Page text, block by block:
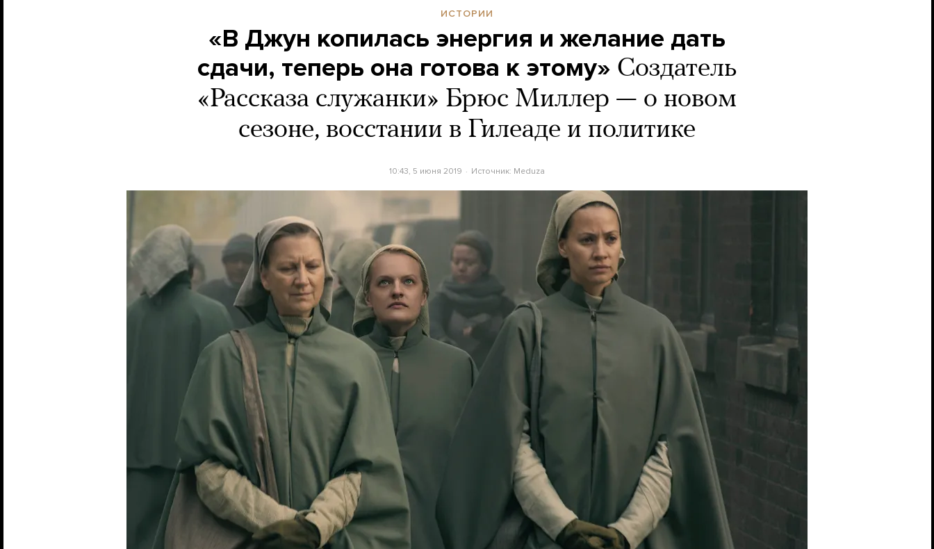
ИСТОРИИ
«В Джун копилась энергия и желание дать
сдачи, теперь она готова к этому» Создатель
«Рассказа служанки» Брюс Миллер — о новом
сезоне, восстании в Гилеаде и политике
10:43, 5 июня 2019 Источник: Meduza